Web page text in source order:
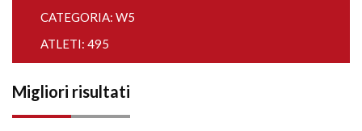
CATEGORIA: W5
ATLETI: 495
Migliori risultati